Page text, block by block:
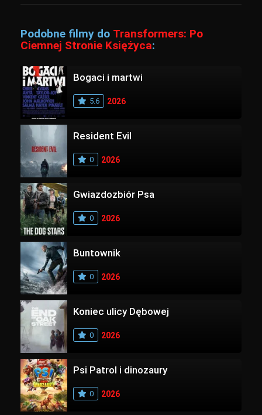
Podobne filmy do Transformers: Po
Ciemnej Stronie Księżyca:
Bogaci i martwi
5.6 2026
Resident Evil
0 2026
Gwiazdozbiór Psa
0 2026
Buntownik
0 2026
Koniec ulicy Dębowej
0 2026
Psi Patrol i dinozaury
0 2026